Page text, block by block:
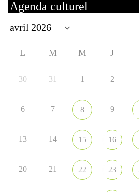
Agenda culturel
L M M J
30 31 1 2
6 7 8 9
13 14 15 16
20 21 22 23